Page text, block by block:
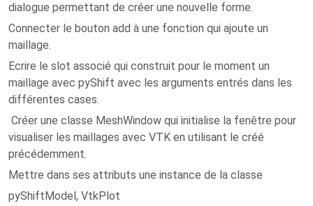
dialogue permettant de créer une nouvelle forme.
Connecter le bouton add à une fonction qui ajoute un
maillage.
Ecrire le slot associé qui construit pour le moment un
maillage avec pyShift avec les arguments entrés dans les
différentes cases.
Créer une classe MeshWindow qui initialise la fenêtre pour
visualiser les maillages avec VTK en utilisant le créé
précédemment.
Mettre dans ses attributs une instance de la classe
pyShiftModel, VtkPlot